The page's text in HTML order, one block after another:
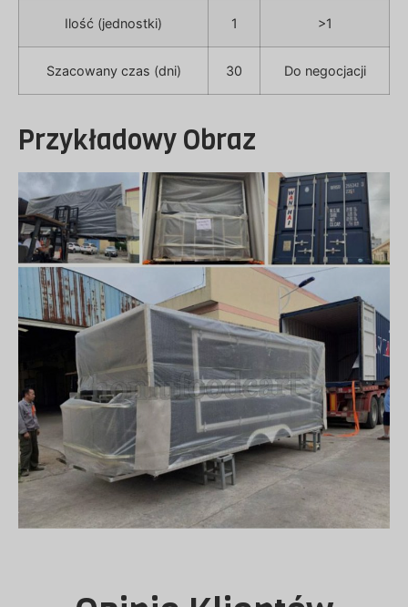
Ilość (jednostki) 1 >1
Szacowany czas (dni) 30 Do negocjacji
Przykładowy Obraz